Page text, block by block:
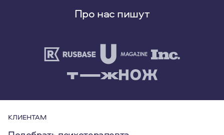
Про нас пишут
КЛИЕНТАМ